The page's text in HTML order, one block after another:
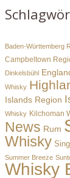
Baden-Württemberg
Campbeltown
Dinkelsbühl
Whisky
Islands Region
Whisky Kilchoman
News Rum
Whisky
Summer Breeze
Whisky